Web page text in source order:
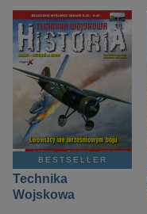
BESTSELLER
Technika
Wojskowa